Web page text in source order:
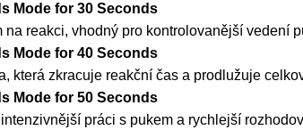
Mode for 30 Seconds
na reakci, vhodný pro kontrolovanější vedení
Mode for 40 Seconds
která zkracuje reakční čas a prodlužuje
Mode for 50 Seconds
práci s pukem a rychlejší